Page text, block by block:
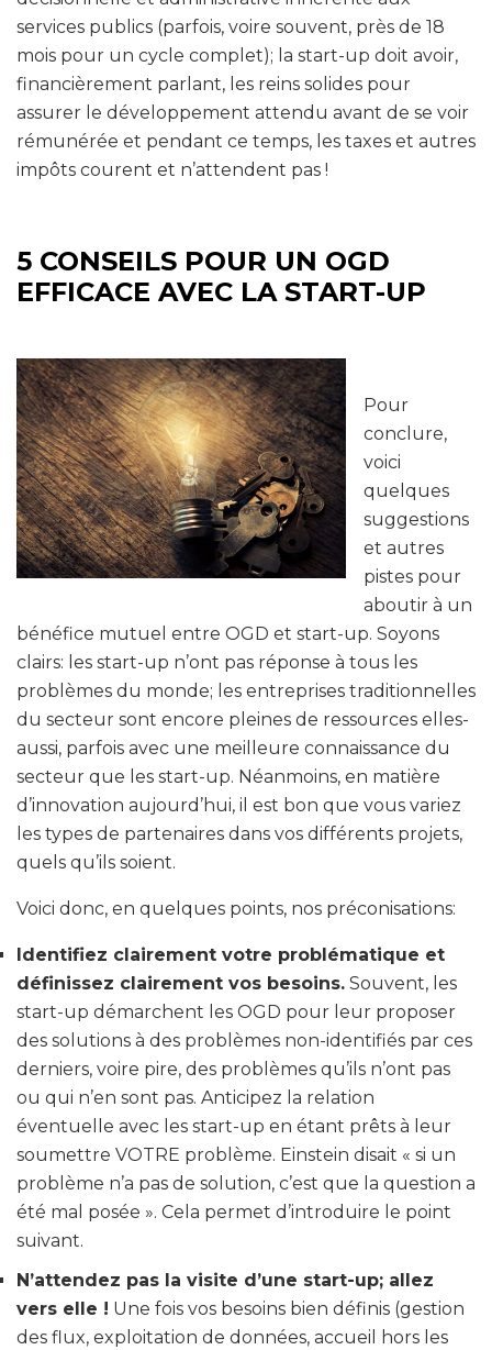
services publics (parfois, voire souvent, près de 18
mois pour un cycle complet); la start-up doit avoir,
financièrement parlant, les reins solides pour
assurer le développement attendu avant de se voir
rémunérée et pendant ce temps, les taxes et autres
impôts courent et n’attendent pas !
5 CONSEILS POUR UN OGD
EFFICACE AVEC LA START-UP
Pour
conclure,
voici
quelques
suggestions
et autres
pistes pour
aboutir à un
bénéfice mutuel entre OGD et start-up. Soyons
clairs: les start-up n’ont pas réponse à tous les
problèmes du monde; les entreprises traditionnelles
du secteur sont encore pleines de ressources elles-
aussi, parfois avec une meilleure connaissance du
secteur que les start-up. Néanmoins, en matière
d’innovation aujourd’hui, il est bon que vous variez
les types de partenaires dans vos différents projets,
quels qu’ils soient.
Voici donc, en quelques points, nos préconisations:
Identifiez clairement votre problématique et
définissez clairement vos besoins. Souvent, les
start-up démarchent les OGD pour leur proposer
des solutions à des problèmes non-identifiés par ces
derniers, voire pire, des problèmes qu’ils n’ont pas
ou qui n’en sont pas. Anticipez la relation
éventuelle avec les start-up en étant prêts à leur
soumettre VOTRE problème. Einstein disait « si un
problème n’a pas de solution, c’est que la question a
été mal posée ». Cela permet d’introduire le point
suivant.
N’attendez pas la visite d’une start-up; allez
vers elle ! Une fois vos besoins bien définis (gestion
des flux, exploitation de données, accueil hors les